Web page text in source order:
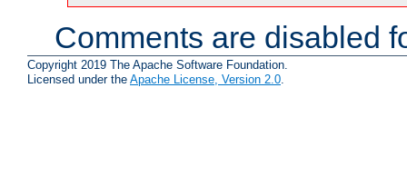
Comments are disabled
Copyright 2019 The Apache Software Foundation.
Licensed under the Apache License, Version 2.0.